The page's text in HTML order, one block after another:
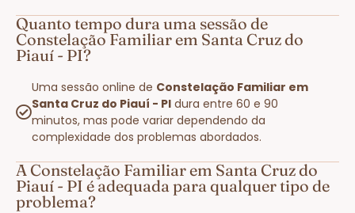
Quanto tempo dura uma sessão de
Constelação Familiar em Santa Cruz do
Piauí - PI?
Uma sessão online de Constelação Familiar em
Santa Cruz do Piauí - PI dura entre 60 e 90
minutos, mas pode variar dependendo da
complexidade dos problemas abordados.
A Constelação Familiar em Santa Cruz do
Piauí - PI é adequada para qualquer tipo de
problema?